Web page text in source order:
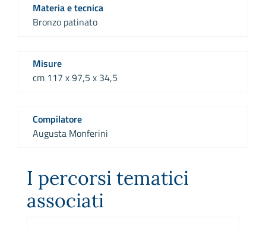
Materia e tecnica
Bronzo patinato
Misure
cm 117 x 97,5 x 34,5
Compilatore
Augusta Monferini
I percorsi tematici
associati